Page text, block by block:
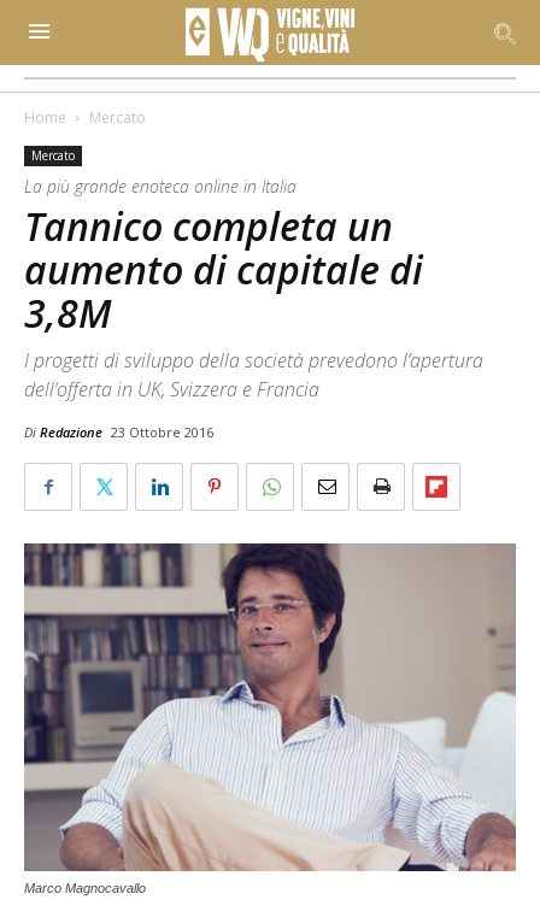
Home Mercato
Mercato
La più grande enoteca online in Italia
Tannico completa un
aumento di capitale di
3,8M
I progetti di sviluppo della società prevedono l’apertura
dell’offerta in UK, Svizzera e Francia
Di Redazione 23 Ottobre 2016
Marco Magnocavallo